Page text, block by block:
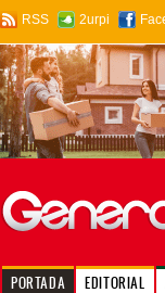
RSS 2urpi
PORTADA EDITORIAL